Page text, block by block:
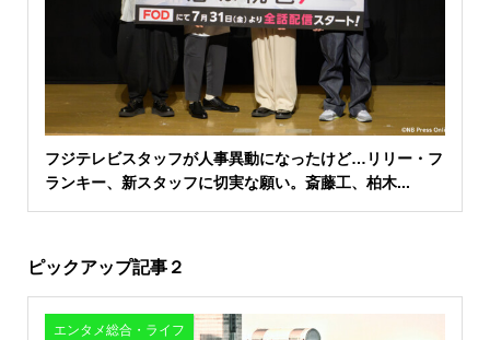
フジテレビスタッフが人事異動になったけど…リリー・フ
ランキー、新スタッフに切実な願い。斎藤工、柏木...
ピックアップ記事２
エンタメ総合・ライフ